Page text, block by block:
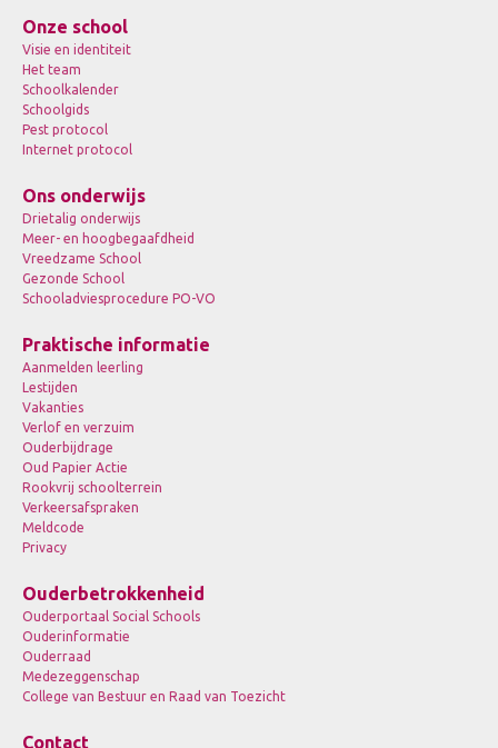
Onze school
Visie en identiteit
Het team
Schoolkalender
Schoolgids
Pest protocol
Internet protocol
Ons onderwijs
Drietalig onderwijs
Meer- en hoogbegaafdheid
Vreedzame School
Gezonde School
Schooladviesprocedure PO-VO
Praktische informatie
Aanmelden leerling
Lestijden
Vakanties
Verlof en verzuim
Ouderbijdrage
Oud Papier Actie
Rookvrij schoolterrein
Verkeersafspraken
Meldcode
Privacy
Ouderbetrokkenheid
Ouderportaal Social Schools
Ouderinformatie
Ouderraad
Medezeggenschap
College van Bestuur en Raad van Toezicht
Contact